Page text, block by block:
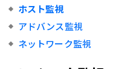
ホスト監視
アドバンス監視
ネットワーク監視